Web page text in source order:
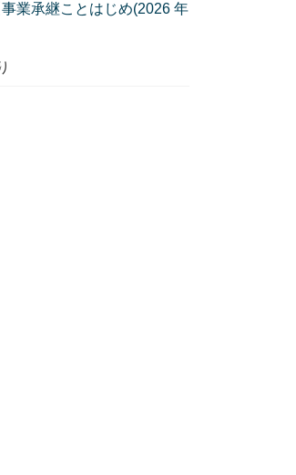
業承継ことはじめ(2026 年